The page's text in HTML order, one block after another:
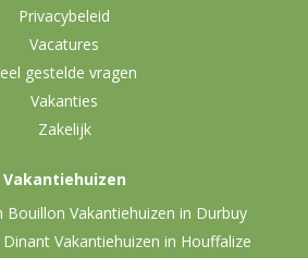
Privacybeleid
Vacatures
gestelde vragen
Vakanties
Zakelijk
Vakantiehuizen
Bouillon Vakantiehuizen in Durbuy
Dinant Vakantiehuizen in Houffalize